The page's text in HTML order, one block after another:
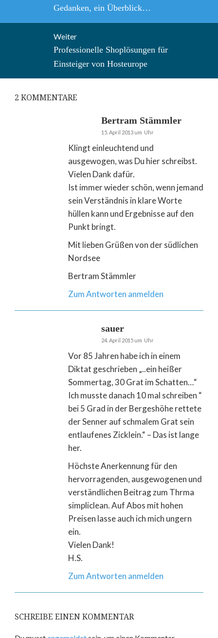
Beitrag:
Gedanken, ein Überblick…
Weiter
Nächster
Beitrag:
Professionelle Shoplösungen für
Einsteiger von Hosteurope
2 KOMMENTARE
Bertram Stämmler
15. April 2013 um Uhr
Klingt einleuchtend und
ausgewogen, was Du hier schreibst.
Vielen Dank dafür.
Ist immer wieder schön, wenn jemand
sein Verständnis in klare Worte
hüllen kann und Ergebnisse auf den
Punkt bringt.
Mit lieben Grüßen von der südlichen
Nordsee
Bertram Stämmler
Zum Antworten anmelden
sauer
24. April 2015 um Uhr
Vor 85 Jahren habe ich in einem
Diktat geschrieben „..ein heißer
Sommertag, 30 Grat im Schatten…“
Ich musste danach 10 mal schreiben “
bei 5 Grad in der Bergeshöhe rettete
der Senner auf schmalem Grat sein
entlaufenes Zicklein.“ – Das ist lange
her.
Höchste Anerkennung für den
hervorragenden, ausgewogenen und
verständlichen Beitrag zum Thrma
simpliclean. Auf Abos mit hohen
Preisen lasse auch ich mich ungern
ein.
Vielen Dank!
H.S.
Zum Antworten anmelden
SCHREIBE EINEN KOMMENTAR